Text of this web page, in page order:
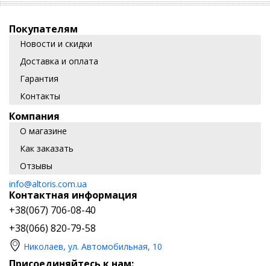
Покупателям
Новости и скидки
Доставка и оплата
Гарантия
Контакты
Компания
О магазине
Как заказать
Отзывы
info@altoris.com.ua
Контактная информация
+38(067) 706-08-40
+38(066) 820-79-58
Николаев, ул. Автомобильная, 10